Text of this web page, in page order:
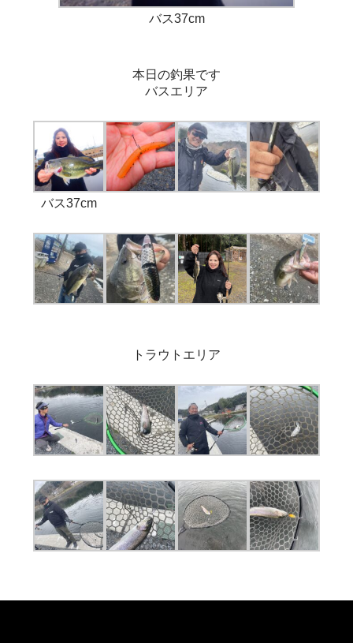
バス37cm
本日の釣果です
バスエリア
バス37cm
トラウトエリア